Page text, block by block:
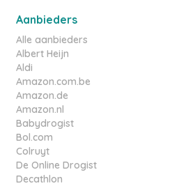
Aanbieders
Alle aanbieders
Albert Heijn
Aldi
Amazon.com.be
Amazon.de
Amazon.nl
Babydrogist
Bol.com
Colruyt
De Online Drogist
Decathlon